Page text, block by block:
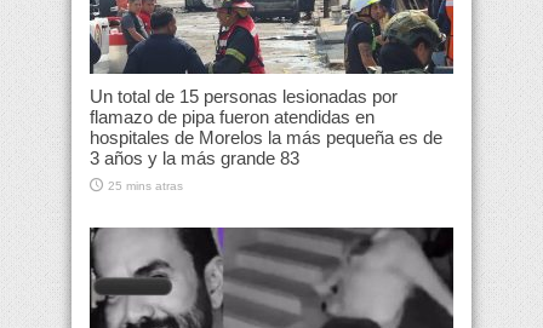
Un total de 15 personas lesionadas por
flamazo de pipa fueron atendidas en
hospitales de Morelos la más pequeña es de
3 años y la más grande 83
25 mins atras